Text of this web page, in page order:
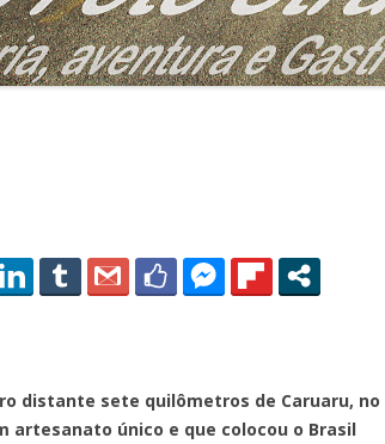
sete quilômetros de Caruaru, no
artesanato único e que colocou o Brasil